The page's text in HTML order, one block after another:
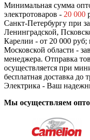
Минимальная сумма
электротоваров - 20 000
Санкт-Петербургу при
Ленинградской,
Карелии - от 20 000
Московской области -
менеджера. Отправка
осуществляется при
бесплатная доставка
Электрика - Ваш
Мы осуществляем